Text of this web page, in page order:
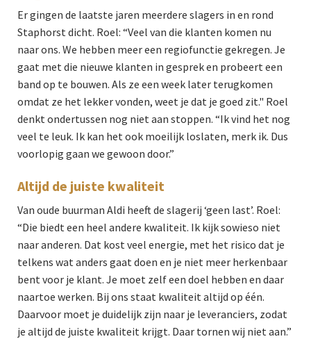
Er gingen de laatste jaren meerdere slagers in en rond
Staphorst dicht. Roel: “Veel van die klanten komen nu
naar ons. We hebben meer een regiofunctie gekregen. Je
gaat met die nieuwe klanten in gesprek en probeert een
band op te bouwen. Als ze een week later terugkomen
omdat ze het lekker vonden, weet je dat je goed zit." Roel
denkt ondertussen nog niet aan stoppen. “Ik vind het nog
veel te leuk. Ik kan het ook moeilijk loslaten, merk ik. Dus
voorlopig gaan we gewoon door.”
Altijd de juiste kwaliteit
Van oude buurman Aldi heeft de slagerij ‘geen last’. Roel:
“Die biedt een heel andere kwaliteit. Ik kijk sowieso niet
naar anderen. Dat kost veel energie, met het risico dat je
telkens wat anders gaat doen en je niet meer herkenbaar
bent voor je klant. Je moet zelf een doel hebben en daar
naartoe werken. Bij ons staat kwaliteit altijd op één.
Daarvoor moet je duidelijk zijn naar je leveranciers, zodat
je altijd de juiste kwaliteit krijgt. Daar tornen wij niet aan.”